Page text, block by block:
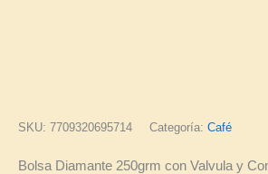
SKU: 7709320695714 Categoría: Café
Bolsa Diamante 250grm con Valvula y